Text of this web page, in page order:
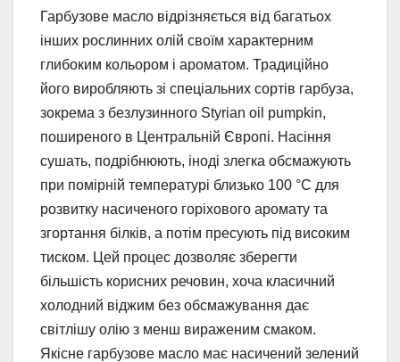
Гарбузове масло відрізняється від багатьох
інших рослинних олій своїм характерним
глибоким кольором і ароматом. Традиційно
його виробляють зі спеціальних сортів гарбуза,
зокрема з безлузинного Styrian oil pumpkin,
поширеного в Центральній Європі. Насіння
сушать, подрібнюють, іноді злегка обсмажують
при помірній температурі близько 100 °C для
розвитку насиченого горіхового аромату та
згортання білків, а потім пресують під високим
тиском. Цей процес дозволяє зберегти
більшість корисних речовин, хоча класичний
холодний віджим без обсмажування дає
світлішу олію з менш вираженим смаком.
Якісне гарбузове масло має насичений зелений